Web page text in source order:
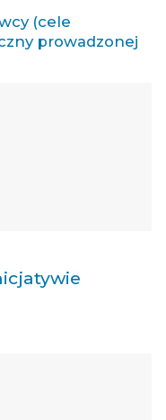
(cele
prowadzonej